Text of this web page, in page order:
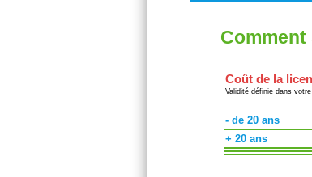
Coût de la
Validité définie dans
- de 20 ans
+ 20 ans